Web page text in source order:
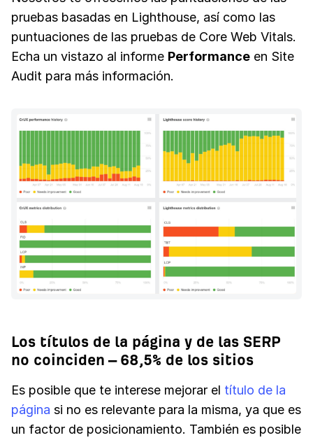
pruebas basadas en Lighthouse, así como las
puntuaciones de las pruebas de Core Web Vitals.
Echa un vistazo al informe Performance en Site
Audit para más información.
Los títulos de la página y de las SERP
no coinciden – 68,5% de los sitios
Es posible que te interese mejorar el título de la
página si no es relevante para la misma, ya que es
un factor de posicionamiento. También es posible